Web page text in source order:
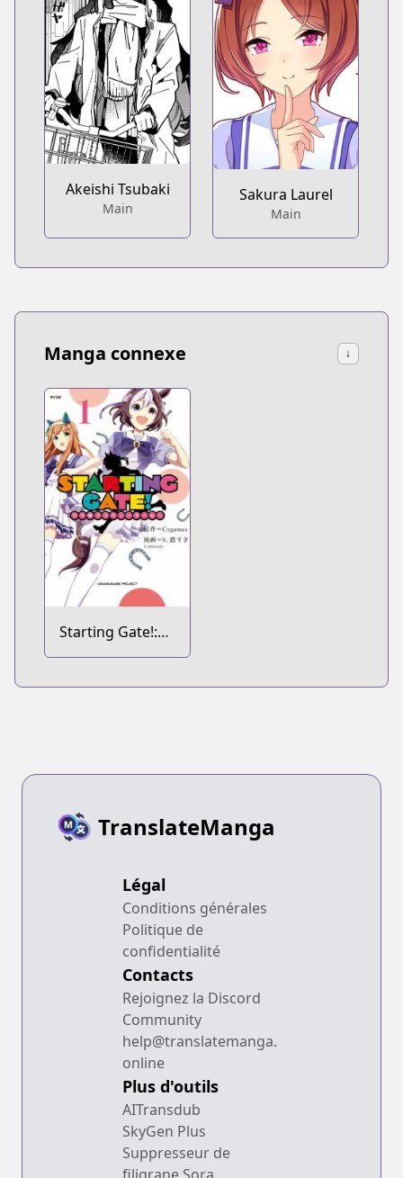
Akeishi Tsubaki
Main
Sakura Laurel
Main
Manga connexe ↓
Starting Gate!:
Uma Musume
TranslateManga
Légal
Conditions générales
Politique de
confidentialité
Contacts
Rejoignez la Discord
Community
help@translatemanga.
online
Plus d'outils
AITransdub
SkyGen Plus
Suppresseur de